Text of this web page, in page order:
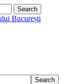
București